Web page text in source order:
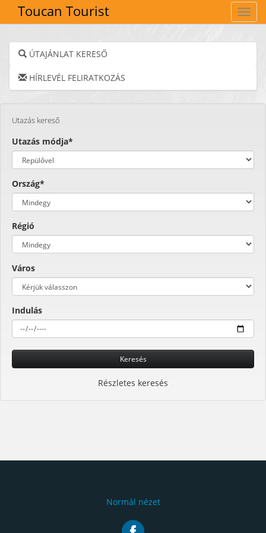
Toucan Tourist
ÚTAJÁNLAT KERESŐ
HÍRLEVÉL FELIRATKOZÁS
Utazás kereső
Utazás módja*
Ország*
Régió
Város
Indulás
Keresés
Részletes keresés
Normál nézet